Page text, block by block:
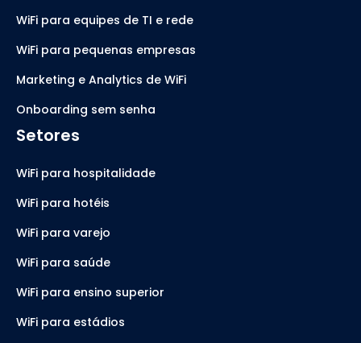
WiFi para equipes de TI e rede
WiFi para pequenas empresas
Marketing e Analytics de WiFi
Onboarding sem senha
Setores
WiFi para hospitalidade
WiFi para hotéis
WiFi para varejo
WiFi para saúde
WiFi para ensino superior
WiFi para estádios